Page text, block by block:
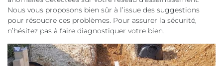
Nous vous proposons bien sûr à l’issue des suggestions
pour résoudre ces problèmes. Pour assurer la sécurité,
n’hésitez pas à faire diagnostiquer votre bien.